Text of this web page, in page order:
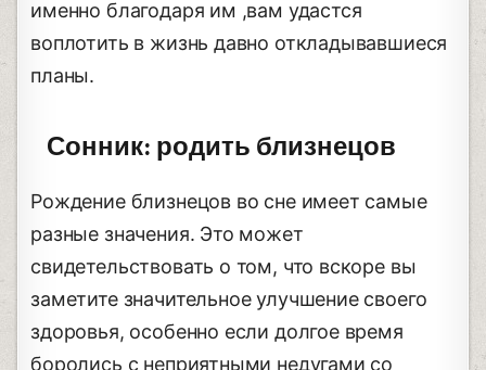
именно благодаря им ,вам удастся
воплотить в жизнь давно откладывавшиеся
планы.
Сонник: родить близнецов
Рождение близнецов во сне имеет самые
разные значения. Это может
свидетельствовать о том, что вскоре вы
заметите значительное улучшение своего
здоровья, особенно если долгое время
боролись с неприятными недугами со